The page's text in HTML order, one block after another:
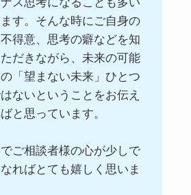
す。そんな時にご自身の
得意、思考の癖などを知
だきながら、未来の可能
「望まない未来」ひとつ
ないということをお伝え
と思っています。
ご相談者様の心が少しで
ればとても嬉しく思いま